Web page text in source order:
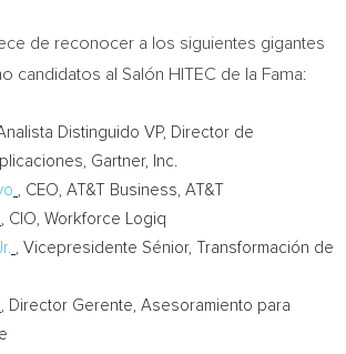
de reconocer a los siguientes gigantes
candidatos al Salón HITEC de la Fama:
Distinguido VP, Director de
Gartner, Inc.
, CEO, AT&T Business, AT&T
, CIO, Workforce Logiq
, Vicepresidente Sénior, Transformación de
, Director Gerente, Asesoramiento para